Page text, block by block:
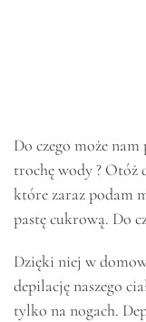
Do czego może
trochę wody ? Otóż
które zaraz podam
pastę cukrową. Do
Dzięki niej w
depilację naszego
tylko na nogach.